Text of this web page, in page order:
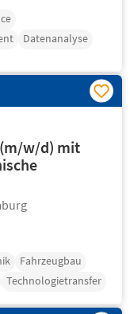
Datenanalyse
w/d) mit
Fahrzeugbau
Technologietransfer